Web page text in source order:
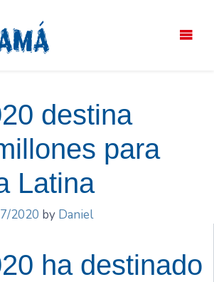
destina
para
Latina
2020 by Daniel
ha destinado